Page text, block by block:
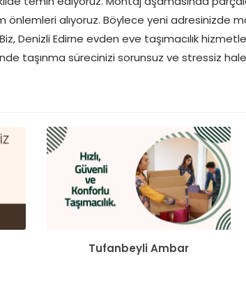
alıyoruz. Böylece yeni adresinizde
Biz, Denizli Edirne evden eve taşımacılık
taşınma sürecinizi sorunsuz ve stressiz
Tufanbeyli Ambar